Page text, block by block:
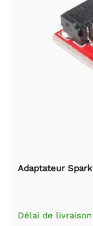
Adaptateur
Délai de